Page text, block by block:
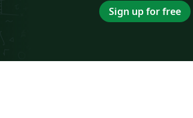
Sign up for free